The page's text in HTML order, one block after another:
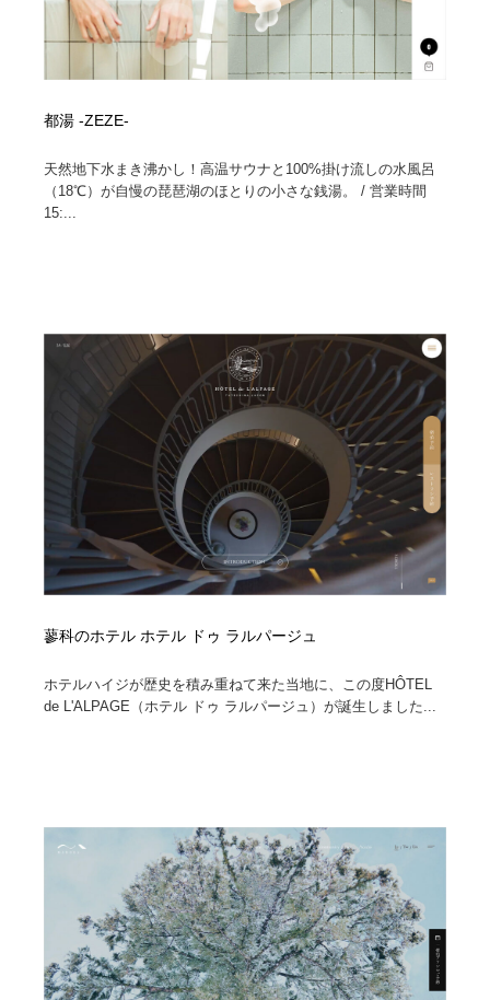
都湯 -ZEZE-
天然地下水まき沸かし！高温サウナと100%掛け流しの水風呂
（18℃）が自慢の琵琶湖のほとりの小さな銭湯。 / 営業時間
15:...
蓼科のホテル ホテル ドゥ ラルパージュ
ホテルハイジが歴史を積み重ねて来た当地に、この度HÔTEL
de L'ALPAGE（ホテル ドゥ ラルパージュ）が誕生しました...